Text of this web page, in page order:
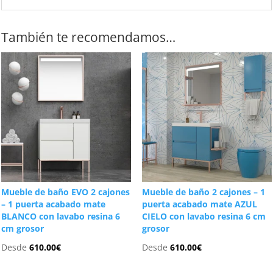
También te recomendamos…
Mueble de baño EVO 2 cajones
– 1 puerta acabado mate
BLANCO con lavabo resina 6
cm grosor
Desde610.00€
Mueble de baño 2 cajones – 1
puerta acabado mate AZUL
CIELO con lavabo resina 6 cm
grosor
Desde 610.00€